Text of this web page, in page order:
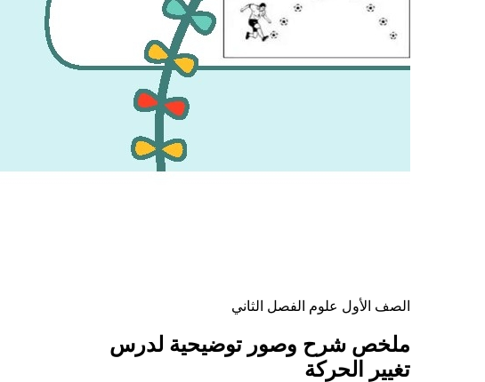
الصف الأول علوم الفصل الثاني
ملخص شرح وصور توضيحية لدرس
تغيير الحركة